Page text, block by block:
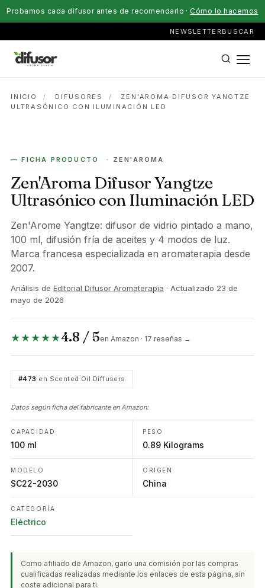
Probamos cada difusor antes de recomendarlo · Cómo lo hacemos
NEWSLETTER BUSCAR
INICIO / DIFUSORES /
ZEN'AROMA DIFUSOR YANGTZE
ULTRASÓNICO CON ILUMINACIÓN LED
— FICHA PRODUCTO · ZEN'AROMA
Zen'Aroma Difusor Yangtze
Ultrasónico con Iluminación LED
Zen'Arome Yangtze: difusor de vidrio pintado a mano,
100 ml, difusión fría de aceites y 4 modos de luz.
Marca francesa especializada en aromaterapia desde
2007.
Análisis de Editorial Difusor Aromaterapia · Actualizado 23 de
mayo de 2026
★★★★★4.8 / 5en Amazon · 17 reseñas →
#473 en Scented Oil Diffusers
Datos según ficha del fabricante en Amazon:
CAPACIDAD
100 ml
PESO
0.89 Kilograms
MODELO
SC22-2030
ORIGEN
China
CATEGORÍA
Eléctrico
Como afiliado de Amazon, gano una comisión por las compras
cualificadas realizadas mediante los enlaces de esta página, sin
coste adicional para ti.